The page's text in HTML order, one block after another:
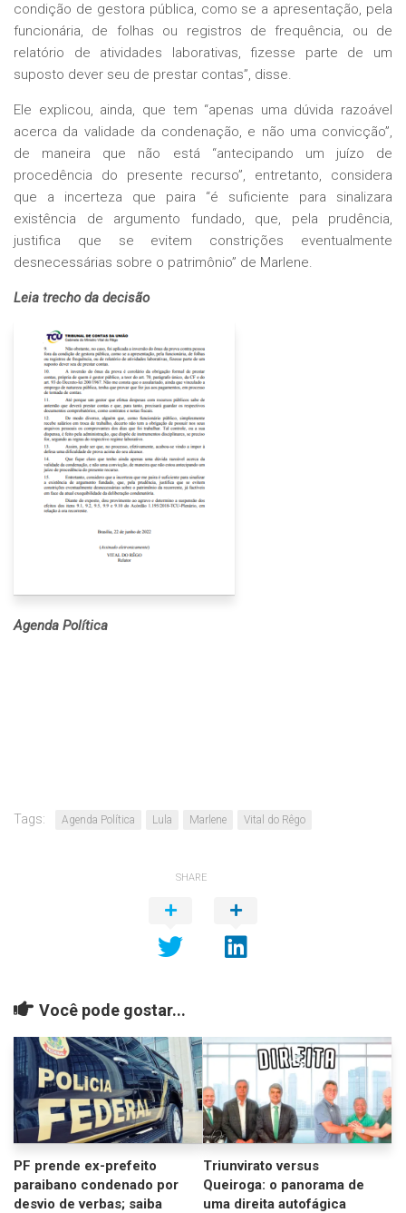
condição de gestora pública, como se a apresentação, pela
funcionária, de folhas ou registros de frequência, ou de
relatório de atividades laborativas, fizesse parte de um
suposto dever seu de prestar contas”, disse.
Ele explicou, ainda, que tem “apenas uma dúvida razoável
acerca da validade da condenação, e não uma convicção”,
de maneira que não está “antecipando um juízo de
procedência do presente recurso”, entretanto, considera
que a incerteza que paira “é suficiente para sinalizara
existência de argumento fundado, que, pela prudência,
justifica que se evitem constrições eventualmente
desnecessárias sobre o patrimônio” de Marlene.
Leia trecho da decisão
Agenda Política
Tags: Agenda Política Lula Marlene Vital do Rêgo
SHARE
Você pode gostar...
PF prende ex-prefeito
paraibano condenado por
desvio de verbas; saiba
Triunvirato versus
Queiroga: o panorama de
uma direita autofágica